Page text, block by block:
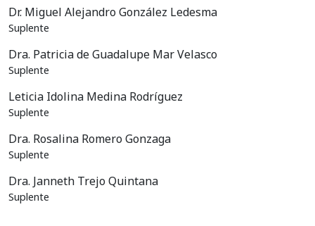
Dr. Miguel Alejandro González Ledesma
Suplente
Dra. Patricia de Guadalupe Mar Velasco
Suplente
Leticia Idolina Medina Rodríguez
Suplente
Dra. Rosalina Romero Gonzaga
Suplente
Dra. Janneth Trejo Quintana
Suplente